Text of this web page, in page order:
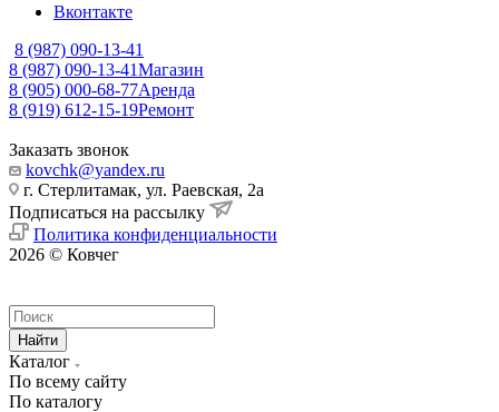
Вконтакте
8 (987) 090-13-41
8 (987) 090-13-41Магазин
8 (905) 000-68-77Аренда
8 (919) 612-15-19Ремонт
Заказать звонок
kovchk@yandex.ru
г. Стерлитамак, ул. Раевская, 2а
Подписаться на рассылку
Политика конфиденциальности
2026 © Ковчег
Найти
Каталог
По всему сайту
По каталогу